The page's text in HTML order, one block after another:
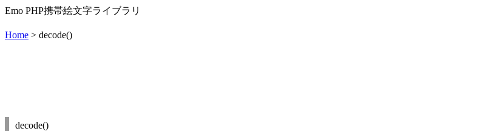
Emo PHP携帯絵文字ライブラリ
Home > decode()
decode()